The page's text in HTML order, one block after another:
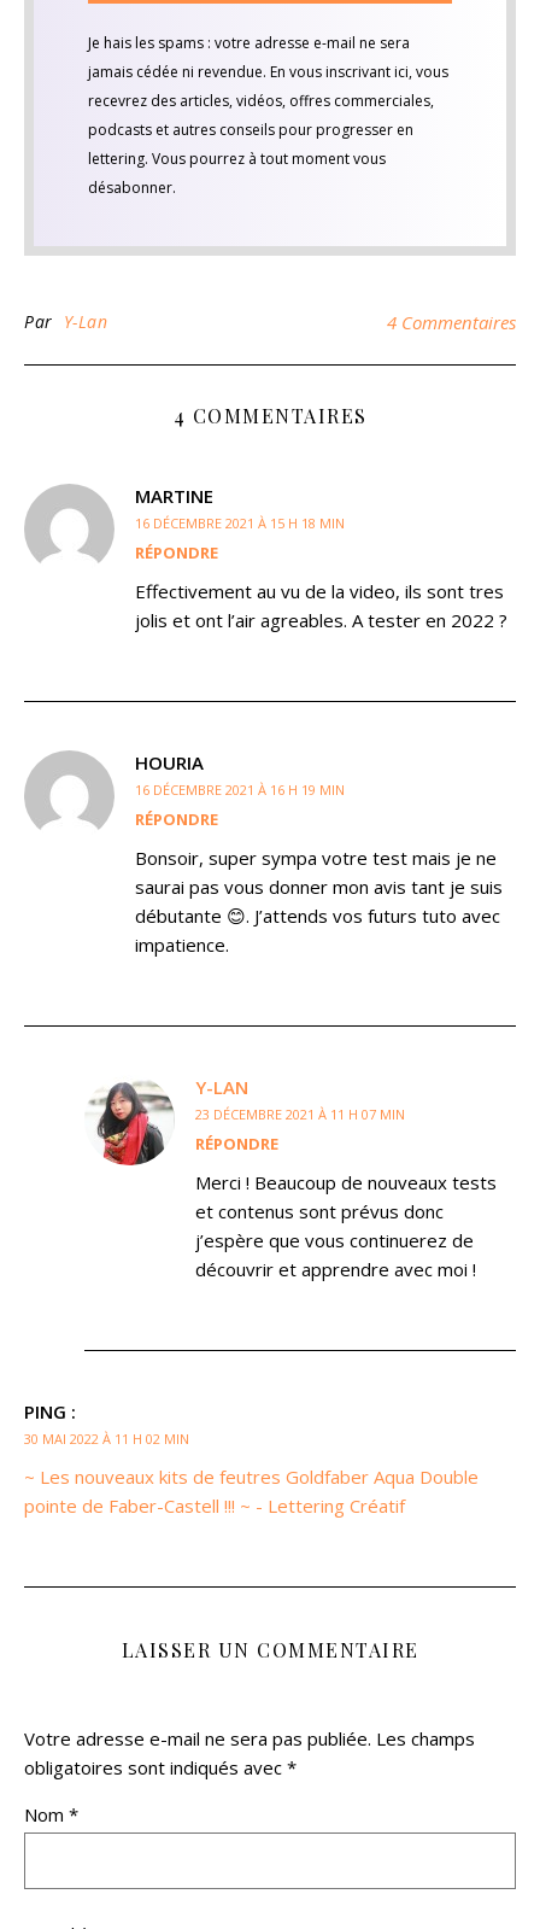
Je hais les spams : votre adresse e-mail ne sera
jamais cédée ni revendue. En vous inscrivant ici, vous
recevrez des articles, vidéos, offres commerciales,
podcasts et autres conseils pour progresser en
lettering. Vous pourrez à tout moment vous
désabonner.
Par Y-Lan 4 Commentaires
4 COMMENTAIRES
MARTINE
16 DÉCEMBRE 2021 À 15 H 18 MIN
RÉPONDRE
Effectivement au vu de la video, ils sont tres
jolis et ont l’air agreables. A tester en 2022 ?
HOURIA
16 DÉCEMBRE 2021 À 16 H 19 MIN
RÉPONDRE
Bonsoir, super sympa votre test mais je ne
saurai pas vous donner mon avis tant je suis
débutante 😊. J’attends vos futurs tuto avec
impatience.
Y-LAN
23 DÉCEMBRE 2021 À 11 H 07 MIN
RÉPONDRE
Merci ! Beaucoup de nouveaux tests
et contenus sont prévus donc
j’espère que vous continuerez de
découvrir et apprendre avec moi !
PING :
30 MAI 2022 À 11 H 02 MIN
~ Les nouveaux kits de feutres Goldfaber Aqua Double
pointe de Faber-Castell !!! ~ - Lettering Créatif
LAISSER UN COMMENTAIRE
Votre adresse e-mail ne sera pas publiée. Les champs
obligatoires sont indiqués avec *
Nom *